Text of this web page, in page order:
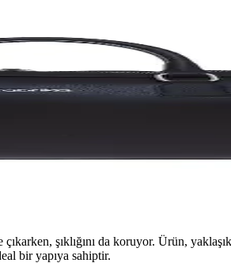
Uygun
hacmi ve çeşitli cepleriyle günlük ve iş
Geniş modelleriyle pratik kullanım
şıklığını da koruyor. Ürün,
bir yapıya sahiptir.